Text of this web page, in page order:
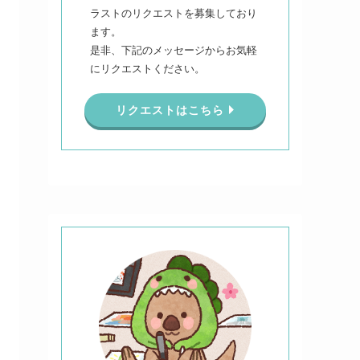
ラストのリクエストを募集しており
ます。
是非、下記のメッセージからお気軽
にリクエストください。
リクエストはこちら